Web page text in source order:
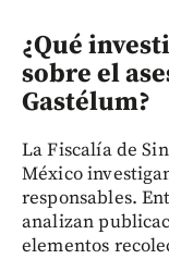
¿Qué
sobre el
Gastélum?
La Fiscalía de
México
responsables.
analizan
elementos